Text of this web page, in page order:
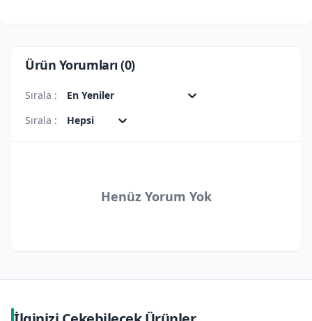
Ürün Yorumları (0)
Sırala :
En Yeniler
Sırala :
Hepsi
Henüz Yorum Yok